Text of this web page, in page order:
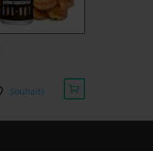
Souhaits